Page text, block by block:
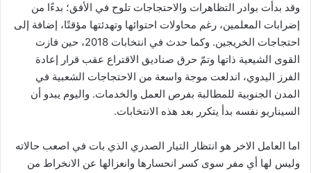
وقد بدأت بوادر التظاهرات والاحتجاجات تلوح في الأفق؛ بدءًا من
إضرابات المعلمين، رغم محاولات احتوائها وتهدئتها مؤقتًا، إضافة إلى
احتجاجات الخريجين. وكما حدث في انتخابات 2018، حين فازت
القوى الشيعية ذاتها وتمّ حرق صناديق الاقتراع عقب قرار إعادة
الفرز اليدوي، اندلعت موجة واسعة من الاحتجاجات الشعبية في
المدن الجنوبية للمطالبة بفرص العمل والخدمات. واليوم يبدو أن
السيناريو نفسه بدأ يتكرر بعد هذه الانتخابات.
اما العامل الاخر هو انتظار التيار الصدري الذي بات في اصعب حالاته
وليس لها أي مفر سوى كسر انحسارها وانعزالها عن الانخراط من